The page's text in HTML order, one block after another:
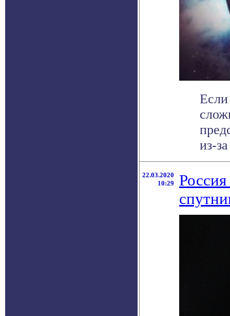
из-
22.03.2020
10:29